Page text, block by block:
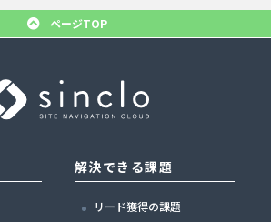
ページTOP
解決できる課題
リード獲得の課題